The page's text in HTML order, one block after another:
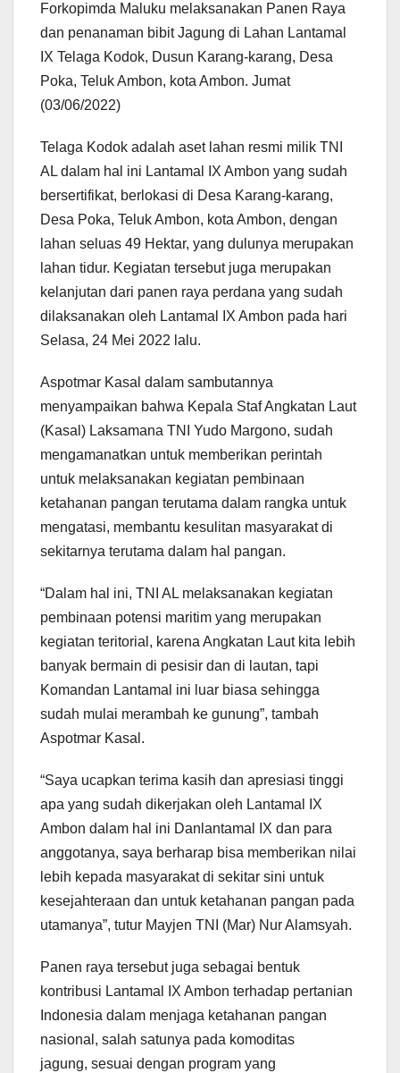
Forkopimda Maluku melaksanakan Panen Raya
dan penanaman bibit Jagung di Lahan Lantamal
IX Telaga Kodok, Dusun Karang-karang, Desa
Poka, Teluk Ambon, kota Ambon. Jumat
(03/06/2022)
Telaga Kodok adalah aset lahan resmi milik TNI
AL dalam hal ini Lantamal IX Ambon yang sudah
bersertifikat, berlokasi di Desa Karang-karang,
Desa Poka, Teluk Ambon, kota Ambon, dengan
lahan seluas 49 Hektar, yang dulunya merupakan
lahan tidur. Kegiatan tersebut juga merupakan
kelanjutan dari panen raya perdana yang sudah
dilaksanakan oleh Lantamal IX Ambon pada hari
Selasa, 24 Mei 2022 lalu.
Aspotmar Kasal dalam sambutannya
menyampaikan bahwa Kepala Staf Angkatan Laut
(Kasal) Laksamana TNI Yudo Margono, sudah
mengamanatkan untuk memberikan perintah
untuk melaksanakan kegiatan pembinaan
ketahanan pangan terutama dalam rangka untuk
mengatasi, membantu kesulitan masyarakat di
sekitarnya terutama dalam hal pangan.
“Dalam hal ini, TNI AL melaksanakan kegiatan
pembinaan potensi maritim yang merupakan
kegiatan teritorial, karena Angkatan Laut kita lebih
banyak bermain di pesisir dan di lautan, tapi
Komandan Lantamal ini luar biasa sehingga
sudah mulai merambah ke gunung”, tambah
Aspotmar Kasal.
“Saya ucapkan terima kasih dan apresiasi tinggi
apa yang sudah dikerjakan oleh Lantamal IX
Ambon dalam hal ini Danlantamal IX dan para
anggotanya, saya berharap bisa memberikan nilai
lebih kepada masyarakat di sekitar sini untuk
kesejahteraan dan untuk ketahanan pangan pada
utamanya”, tutur Mayjen TNI (Mar) Nur Alamsyah.
Panen raya tersebut juga sebagai bentuk
kontribusi Lantamal IX Ambon terhadap pertanian
Indonesia dalam menjaga ketahanan pangan
nasional, salah satunya pada komoditas
jagung, sesuai dengan program yang